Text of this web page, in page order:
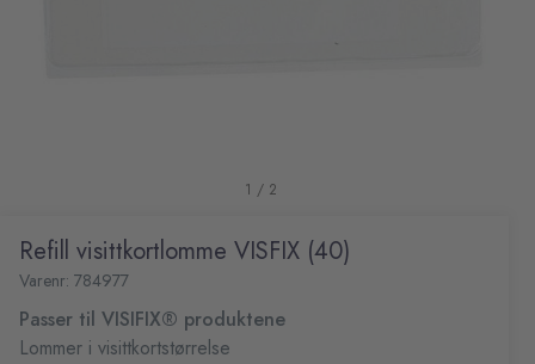
1 / 2
Refill visittkortlomme VISFIX (40)
Varenr: 784977
Passer til VISIFIX® produktene
Lommer i visittkortstørrelse